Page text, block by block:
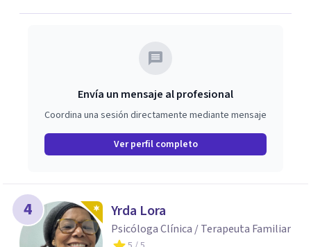
Envía un mensaje al profesional
Coordina una sesión directamente mediante mensaje
Ver perfil completo
4 Yrda Lora
Psicóloga Clínica / Terapeuta Familiar